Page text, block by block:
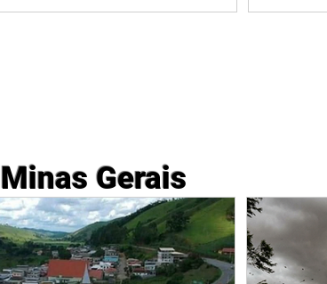
Minas Gerais